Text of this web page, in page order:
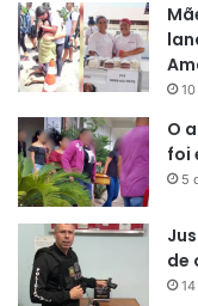
O
foi
5
de